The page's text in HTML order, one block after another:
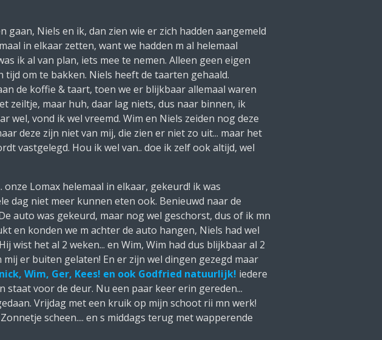
gaan, Niels en ik, dan zien wie er zich hadden aangemeld
in elkaar zetten, want we hadden m al helemaal
ik al van plan, iets mee te nemen. Alleen geen eigen
tijd om te bakken. Niels heeft de taarten gehaald.
de koffie & taart, toen we er blijkbaar allemaal waren
zeiltje, maar huh, daar lag niets, dus naar binnen, ik
vond ik wel vreemd. Wim en Niels zeiden nog deze
deze zijn niet van mij, die zien er niet zo uit... maar het
vastgelegd. Hou ik wel van.. doe ik zelf ook altijd, wel
Lomax helemaal in elkaar, gekeurd! ik was
dag niet meer kunnen eten ook. Benieuwd naar de
auto was gekeurd, maar nog wel geschorst, dus of ik mn
en konden we m achter de auto hangen, Niels had wel
wist het al 2 weken... en Wim, Wim had dus blijkbaar al 2
er buiten gelaten! En er zijn wel dingen gezegd maar
Wim, Ger, Kees! en ook Godfried natuurlijk! iedere
staat voor de deur. Nu een paar keer erin gereden...
Vrijdag met een kruik op mijn schoot rii mn werk!
scheen.... en s middags terug met wapperende